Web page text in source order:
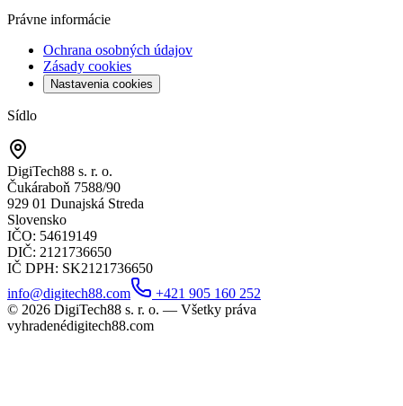
Právne informácie
Ochrana osobných údajov
Zásady cookies
Nastavenia cookies
Sídlo
DigiTech88 s. r. o.
Čukáraboň 7588/90
929 01 Dunajská Streda
Slovensko
IČO: 54619149
DIČ: 2121736650
IČ DPH: SK2121736650
info@digitech88.com
+421 905 160 252
© 2026 DigiTech88 s. r. o. — Všetky práva
vyhradenédigitech88.com